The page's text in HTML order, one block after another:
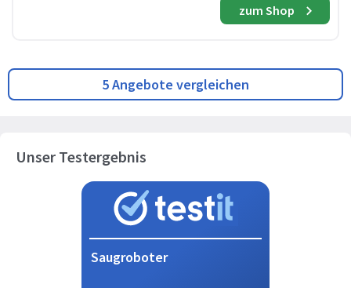
zum Shop
5 Angebote vergleichen
Unser Testergebnis
Saugroboter